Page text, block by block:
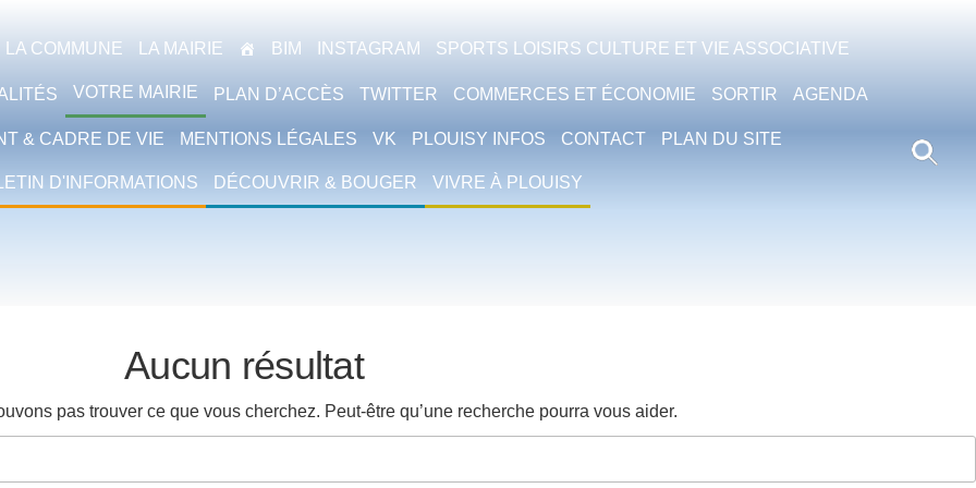
LA COMMUNE LA MAIRIE BIM INSTAGRAM SPORTS LOISIRS CULTURE ET VIE ASSOCIATIVE
VOTRE MAIRIE PLAN D’ACCÈS TWITTER COMMERCES ET ÉCONOMIE SORTIR AGENDA
& CADRE DE VIE MENTIONS LÉGALES VK PLOUISY INFOS CONTACT PLAN DU SITE
D'INFORMATIONS DÉCOUVRIR & BOUGER VIVRE À PLOUISY
Aucun résultat
pas trouver ce que vous cherchez. Peut-être qu’une recherche pourra vous aider.